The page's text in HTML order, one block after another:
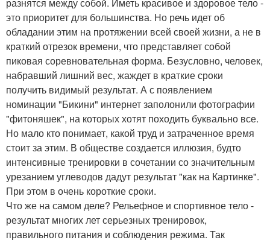
разнятся между собой. Иметь красивое и здоровое тело -
это приоритет для большинства. Но речь идет об
обладании этим на протяжении всей своей жизни, а не в
краткий отрезок времени, что представляет собой
пиковая соревновательная форма. Безусловно, человек,
набравший лишний вес, жаждет в краткие сроки
получить видимый результат. А с появлением
номинации "Бикини" интернет заполонили фотографии
"фитоняшек", на которых хотят походить буквально все.
Но мало кто понимает, какой труд и затраченное время
стоит за этим. В обществе создается иллюзия, будто
интенсивные тренировки в сочетании со значительным
урезанием углеводов дадут результат "как на Картинке".
При этом в очень короткие сроки.
Что же на самом деле? Рельефное и спортивное тело -
результат многих лет серьезных тренировок,
правильного питания и соблюдения режима. Так